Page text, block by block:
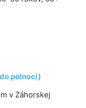
polnoci)
v Záhorskej